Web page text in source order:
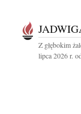
Z głębokim
lipca 2026 r.